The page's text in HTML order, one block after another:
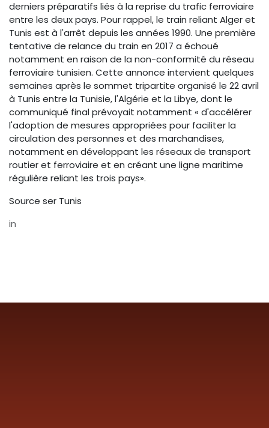
derniers préparatifs liés à la reprise du trafic ferroviaire
entre les deux pays. Pour rappel, le train reliant Alger et
Tunis est à l'arrêt depuis les années 1990. Une première
tentative de relance du train en 2017 a échoué
notamment en raison de la non-conformité du réseau
ferroviaire tunisien. Cette annonce intervient quelques
semaines après le sommet tripartite organisé le 22 avril
à Tunis entre la Tunisie, l'Algérie et la Libye, dont le
communiqué final prévoyait notamment « d'accélérer
l'adoption de mesures appropriées pour faciliter la
circulation des personnes et des marchandises,
notamment en développant les réseaux de transport
routier et ferroviaire et en créant une ligne maritime
régulière reliant les trois pays».
Source ser Tunis
in